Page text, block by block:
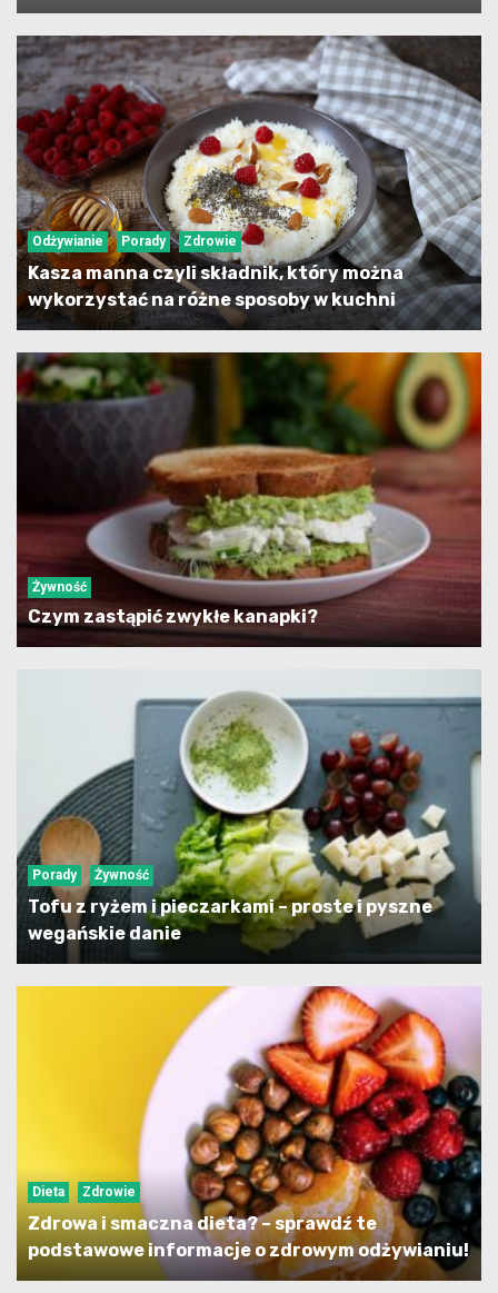
Odżywianie Porady Zdrowie
Kasza manna czyli składnik, który można
wykorzystać na różne sposoby w kuchni
Żywność
Czym zastąpić zwykłe kanapki?
Porady Żywność
Tofu z ryżem i pieczarkami – proste i pyszne
wegańskie danie
Dieta Zdrowie
Zdrowa i smaczna dieta? – sprawdź te
podstawowe informacje o zdrowym odżywianiu!